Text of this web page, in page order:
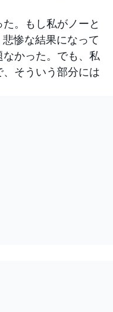
た。もし私がノーと
惨な結果になって
かった。でも、私
そういう部分には